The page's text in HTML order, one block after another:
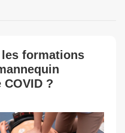
formations
?